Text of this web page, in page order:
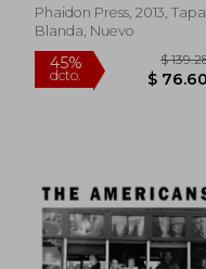
Phaidon Press, 2013, Tapa
Blanda, Nuevo